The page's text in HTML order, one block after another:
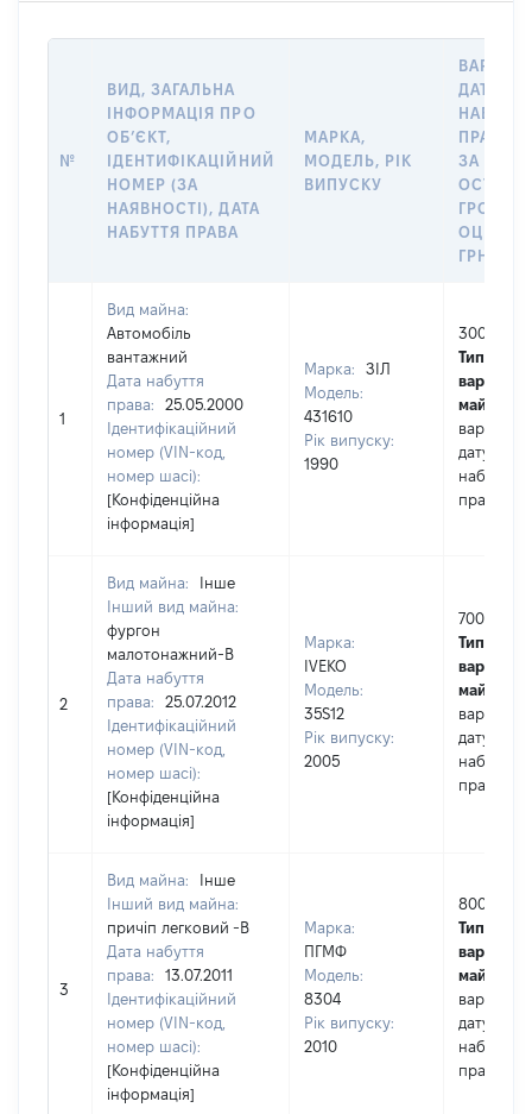
№
ВИД, ЗАГАЛЬНА
ІНФОРМАЦІЯ ПРО
ОБʼЄКТ,
ІДЕНТИФІКАЦІЙНИЙ
НОМЕР (ЗА
НАЯВНОСТІ), ДАТА
НАБУТТЯ ПРАВА
МАРКА,
МОДЕЛЬ, РІК
ВИПУСКУ
ДАТУ
НАБУТТЯ
ПРАВА
ЗА
ГРН
1
Вид майна:
Автомобіль
вантажний
Дата набуття
права:
25.05.2000
Ідентифікаційний
номер (VIN-код,
номер шасі):
[Конфіденційна
інформація]
Марка:
ЗІЛ
Модель:
431610
Рік випуску:
1990
3000
Тип
вартості
майна:
вартість
дату
набуття
права
2
Вид майна:
Інше
Інший вид майна:
фургон
малотонажний-В
Дата набуття
права:
25.07.2012
Ідентифікаційний
номер (VIN-код,
номер шасі):
[Конфіденційна
інформація]
Марка:
IVEKO
Модель:
35S12
Рік випуску:
2005
70000
Тип
вартості
майна:
вартість
дату
набуття
права
3
Вид майна:
Інше
Інший вид майна:
причіп легковий -В
Дата набуття
права:
13.07.2011
Ідентифікаційний
номер (VIN-код,
номер шасі):
[Конфіденційна
інформація]
Марка:
ПГМФ
Модель:
8304
Рік випуску:
2010
8000
Тип
вартості
майна:
вартість
дату
набуття
права